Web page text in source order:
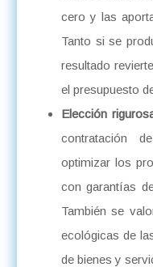
cero y las
Tanto si se
resultado
el presupuesto
Elección
contratación
optimizar los
con garantías
También se
ecológicas de
de bienes y